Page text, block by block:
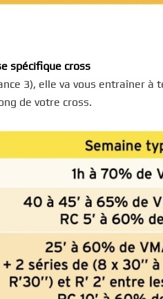
spécifique cross
3), elle va vous entraîner à
de votre cross.